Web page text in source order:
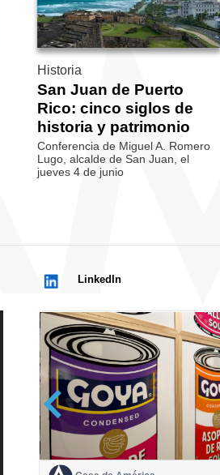
Historia
San Juan de Puerto
Rico: cinco siglos de
historia y patrimonio
Conferencia de Miguel A. Romero
Lugo, alcalde de San Juan, el
jueves 4 de junio
LinkedIn